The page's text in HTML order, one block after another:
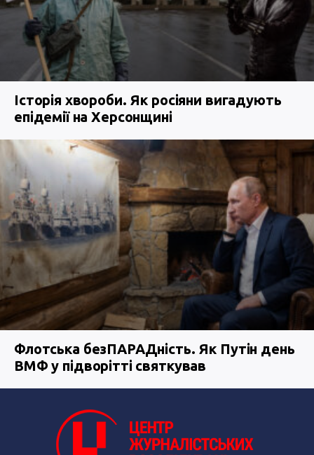
Історія хвороби. Як росіяни вигадують
епідемії на Херсонщині
Флотська безПАРАДність. Як Путін день
ВМФ у підворітті святкував